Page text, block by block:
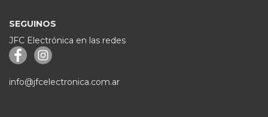
SEGUINOS
JFC Electrónica en las redes
info@jfcelectronica.com.ar